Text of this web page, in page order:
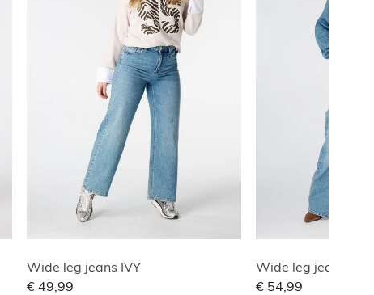
Wide leg jeans IVY
€ 49,99
Wide leg jeans
€ 54,99